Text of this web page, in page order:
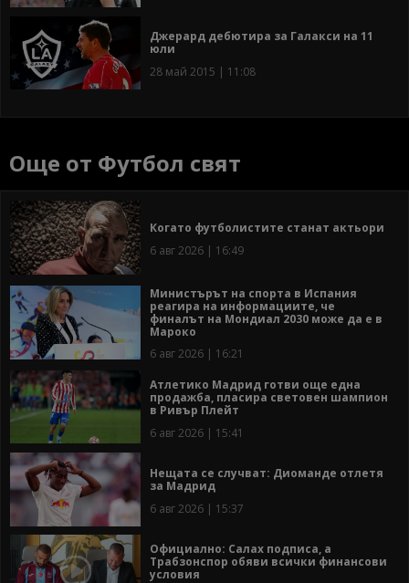
Джерард дебютира за Галакси на 11
юли
28 май 2015 | 11:08
Още от Футбол свят
Когато футболистите станат актьори
6 авг 2026 | 16:49
Министърът на спорта в Испания
реагира на информациите, че
финалът на Мондиал 2030 може да е в
Мароко
6 авг 2026 | 16:21
Атлетико Мадрид готви още една
продажба, пласира световен шампион
в Ривър Плейт
6 авг 2026 | 15:41
Нещата се случват: Диоманде отлетя
за Мадрид
6 авг 2026 | 15:37
Официално: Салах подписа, а
Трабзонспор обяви всички финансови
условия